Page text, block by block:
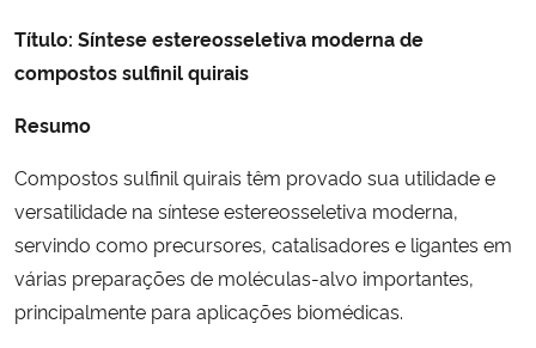
Ministério do Desenvolvimento Regional
Controladoria-Geral da União
Ministério da Mulher, da Família e dos Direitos Humanos
Secretaria-Geral
Secretaria de Governo
Título: Síntese estereosseletiva moderna de
compostos sulfinil quirais
Resumo
Compostos sulfinil quirais têm provado sua utilidade e
versatilidade na síntese estereosseletiva moderna,
servindo como precursores, catalisadores e ligantes em
várias preparações de moléculas-alvo importantes,
principalmente para aplicações biomédicas.